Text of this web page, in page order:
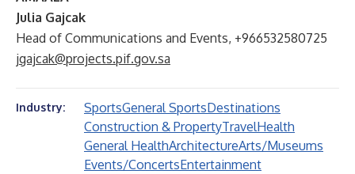
Julia Gajcak
Head of Communications and Events, +966532580725
jgajcak@projects.pif.gov.sa
Industry: SportsGeneral SportsDestinations
Construction & PropertyTravelHealth
General HealthArchitectureArts/Museums
Events/ConcertsEntertainment